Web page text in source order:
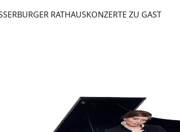
RATHAUSKONZERTE ZU GAST